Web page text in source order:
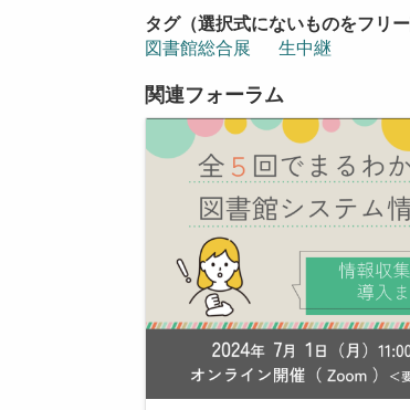
タグ（選択式にないものをフリー
図書館総合展
生中継
関連フォーラム